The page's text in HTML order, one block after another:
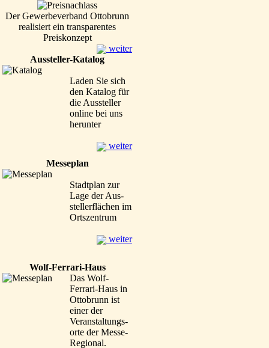
Der Gewerbeverband Ottobrunn
realisiert ein transparentes
Preiskonzept
weiter
Aussteller-Katalog
Laden Sie sich
den Katalog für
die Aussteller
online bei uns
herunter
weiter
Messeplan
Stadtplan zur
Lage der Aus-
stellerflächen im
Ortszentrum
weiter
Wolf-Ferrari-Haus
Das Wolf-
Ferrari-Haus in
Ottobrunn ist
einer der
Veranstaltungs-
orte der Messe-
Regional.